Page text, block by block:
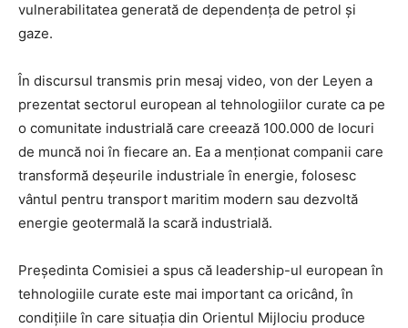
vulnerabilitatea generată de dependența de petrol și
gaze.
În discursul transmis prin mesaj video, von der Leyen a
prezentat sectorul european al tehnologiilor curate ca pe
o comunitate industrială care creează 100.000 de locuri
de muncă noi în fiecare an. Ea a menționat companii care
transformă deșeurile industriale în energie, folosesc
vântul pentru transport maritim modern sau dezvoltă
energie geotermală la scară industrială.
Președinta Comisiei a spus că leadership-ul european în
tehnologiile curate este mai important ca oricând, în
condițiile în care situația din Orientul Mijlociu produce